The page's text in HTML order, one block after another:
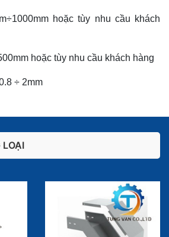
hoặc tùy nhu cầu khách
hoặc tùy nhu cầu khách hàng
÷ 2mm
LOẠI